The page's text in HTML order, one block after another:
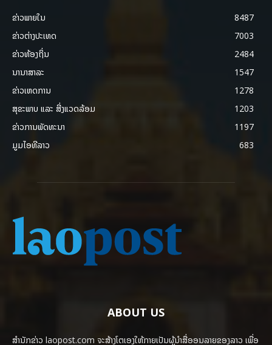
ຂ່າວພາຍ​ໃນ
8487
ຂ່າວຕ່າງປະເທດ
7003
ຂ່າວທ້ອງຖິ່ນ
2484
ນານາສາລະ
1547
ຂ່າວເຫດການ
1278
ສຸຂະພາບ ແລະ ສີ່ງແວດລ້ອມ
1203
ຂ່າວການພັດທະນາ
1197
ມູມໄອທີລາວ
683
ABOUT US
ສຳນັກຂ່າວ laopost.com ຈະສ້າງໂຕເອງໃຫ້ກາຍເປັນຜູ້ນຳສື່ອອນລາຍຂອງລາວ ເພື່ອ